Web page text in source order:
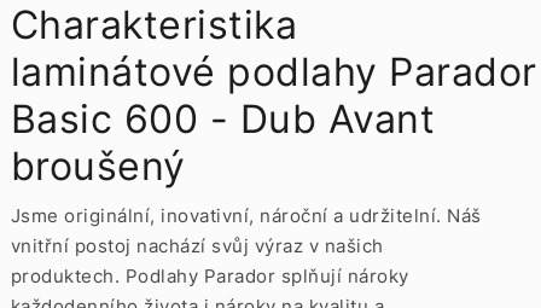
Charakteristika
laminátové podlahy Parador
Basic 600 - Dub Avant
broušený
Jsme originální, inovativní, nároční a udržitelní. Náš
vnitřní postoj nachází svůj výraz v našich
produktech. Podlahy Parador splňují nároky